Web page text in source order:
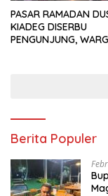
PASAR RAMADAN
KIADEG DISERBU
PENGUNJUNG,
Berita Populer